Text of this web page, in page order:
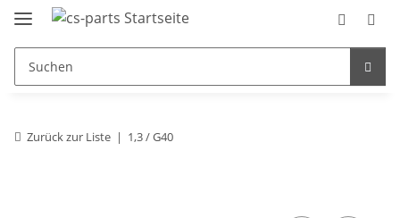
Zurück zur Liste 1,3 / G40